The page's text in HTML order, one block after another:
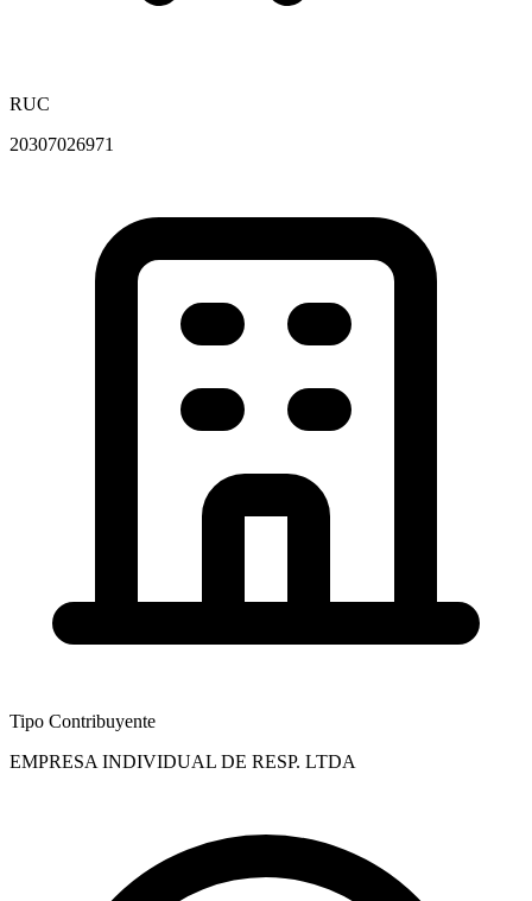
RUC
20307026971
Tipo Contribuyente
EMPRESA INDIVIDUAL DE RESP. LTDA